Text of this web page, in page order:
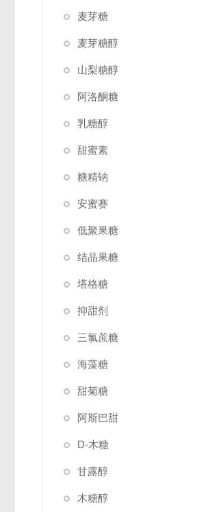
麦芽糖
麦芽糖醇
山梨糖醇
阿洛酮糖
乳糖醇
甜蜜素
糖精钠
安蜜赛
低聚果糖
结晶果糖
塔格糖
抑甜剂
三氯蔗糖
海藻糖
甜菊糖
阿斯巴甜
D-木糖
甘露醇
木糖醇